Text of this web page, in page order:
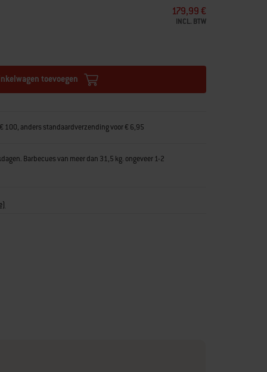
179,99 €
INCL. BTW
toevoegen
100, anders standaardverzending voor € 6,95
Barbecues van meer dan 31,5 kg. ongeveer 1-2